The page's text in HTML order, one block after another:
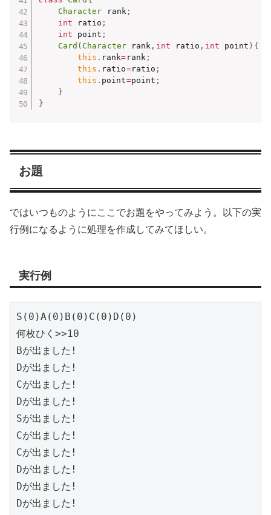
Character rank;
int ratio ;
int point ;
Card (Character rank , int ratio , int point ) {
this . rank= rank;
this . ratio=ratio ;
this . point=point ;
}
}
お題
ではいつものようにここでお題をやってみよう。以下の実
行例になるように処理を作成してみてほしい。
実行例
S(0)A(0)B(0)C(0)D(0)
何枚ひく>>10
Bが出ました!
Dが出ました!
Cが出ました!
Dが出ました!
Sが出ました!
Cが出ました!
Cが出ました!
Dが出ました!
Dが出ました!
Dが出ました!